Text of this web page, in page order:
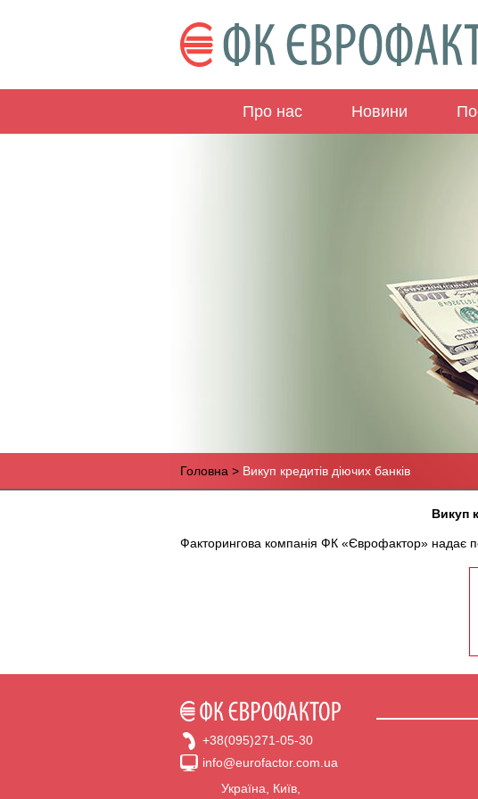
Про нас Новини
Строка
Головна Викуп кредитів діючих банків
Викуп
Факторингова компанія ФК «Єврофактор» надає
+38(095)271-05-30
info@eurofactor.com.ua
Україна, Київ,